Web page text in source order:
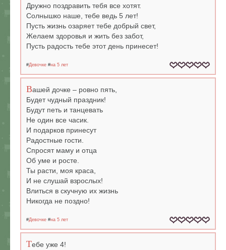
Дружно поздравить тебя все хотят.
Солнышко наше, тебе ведь 5 лет!
Пусть жизнь озаряет тебе добрый свет,
Желаем здоровья и жить без забот,
Пусть радость тебе этот день принесет!
#Девочке #на 5 лет
Вашей дочке – ровно пять,
Будет чудный праздник!
Будут петь и танцевать
Не один все часик.
И подарков принесут
Радостные гости.
Спросят маму и отца
Об уме и росте.
Ты расти, моя краса,
И не слушай взрослых!
Влиться в скучную их жизнь
Никогда не поздно!
#Девочке #на 5 лет
Тебе уже 4!